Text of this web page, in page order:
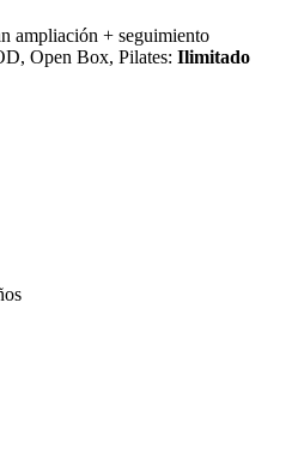
ampliación + seguimiento
Open Box, Pilates: Ilimitado